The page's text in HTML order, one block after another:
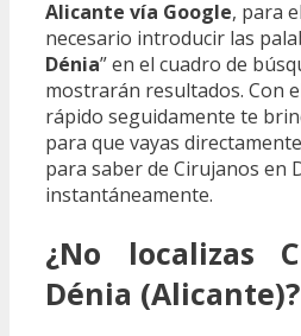
Alicante vía Google, para
necesario introducir las
Dénia” en el cuadro de
mostrarán resultados. Con
rápido seguidamente te
para que vayas
para saber de Cirujanos en
instantáneamente.
¿No localizas
Dénia (Alicante)?